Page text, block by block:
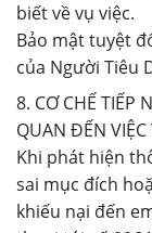
biết về vụ việc.
Bảo mật tuyệt
của Người Tiêu
8. CƠ CHẾ TIẾP
QUAN ĐẾN
Khi phát hiện
sai mục đích
khiếu nại đến